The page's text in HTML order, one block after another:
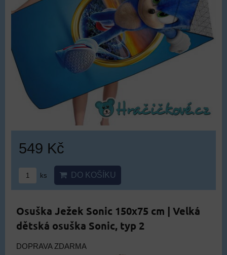
549 Kč
ks DO KOŠÍKU
Osuška Ježek Sonic 150x75 cm | Velká
dětská osuška Sonic, typ 2
DOPRAVA ZDARMA